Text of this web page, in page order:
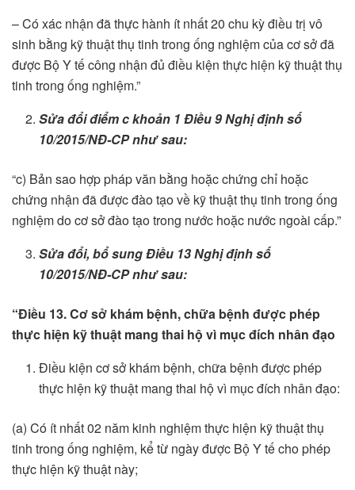
– Có xác nhận đã thực hành ít nhất 20 chu kỳ điều trị vô
sinh bằng kỹ thuật thụ tinh trong ống nghiệm của cơ sở đã
được Bộ Y tế công nhận đủ điều kiện thực hiện kỹ thuật thụ
tinh trong ống nghiệm.”
Sửa đổiđiểm c khoản 1 Điều 9 Nghị định số
10/2015/NĐ-CPnhư sau:
“c) Bản sao hợp pháp văn bằng hoặc chứng chỉ hoặc
chứng nhận đã được đào tạo về kỹ thuật thụ tinh trong ống
nghiệm do cơ sở đào tạo trong nước hoặc nước ngoài cấp.”
Sửa đổi, bổ sung Điều 13 Nghị định số
10/2015/NĐ-CP như sau:
“Điều 13. Cơ sở khám bệnh, chữa bệnh được phép
thực hiện kỹ thuật mang thai hộ vì mục đích nhân đạo
Điều kiện cơ sở khám bệnh, chữa bệnh được phép
thực hiện kỹ thuật mang thai hộ vì mục đích nhân đạo:
(a) Có ít nhất 02 năm kinh nghiệm thực hiện kỹ thuật thụ
tinh trong ống nghiệm, kể từ ngày được Bộ Y tế cho phép
thực hiện kỹ thuật này;